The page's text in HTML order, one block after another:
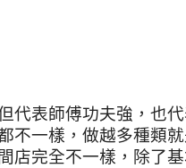
代表師傅功夫強，也
不一樣，做越多種類
店完全不一樣，除了